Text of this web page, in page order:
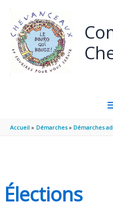
Accueil Démarches Démarches
Élections